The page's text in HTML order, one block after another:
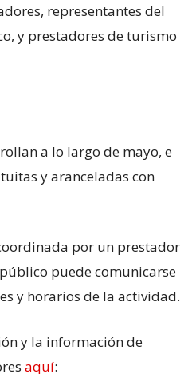
representantes del
y prestadores de turismo
a lo largo de mayo, e
y aranceladas con
por un prestador
puede comunicarse
y horarios de la actividad.
y la información de
aquí: